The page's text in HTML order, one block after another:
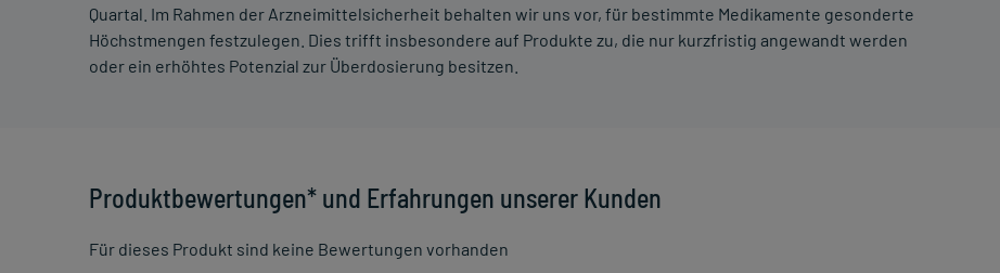
Quartal. Im Rahmen der Arzneimittelsicherheit behalten wir uns vor, für bestimmte Medikamente gesonderte
Höchstmengen festzulegen. Dies trifft insbesondere auf Produkte zu, die nur kurzfristig angewandt werden
oder ein erhöhtes Potenzial zur Überdosierung besitzen.
Produktbewertungen* und Erfahrungen unserer Kunden
Für dieses Produkt sind keine Bewertungen vorhanden